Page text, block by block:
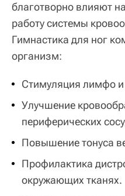
благотворно влияют
работу системы
Гимнастика для ног
организм:
Стимуляция лимфо и
Улучшение
периферических
Повышение тонуса
Профилактика
окружающих тканях.